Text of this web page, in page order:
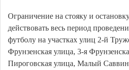
Ограничение на стояку и
действовать весь период
футболу на участках улиц 2-й
Фрунзенская улица, 3-я
Пироговская улица, Малый